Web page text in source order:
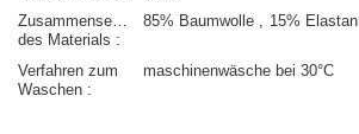
Zusammensetzung
des Materials
85% Baumwolle 15% Elastan
Verfahren zum
Waschen
maschinenwäsche bei 30°C